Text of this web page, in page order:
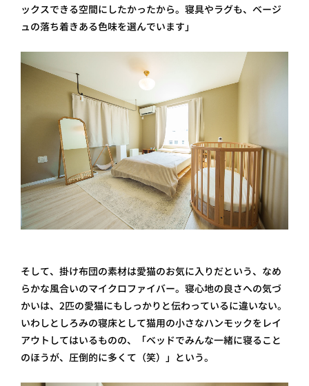
ックスできる空間にしたかったから。寝具やラグも、ベージ
ュの落ち着きある色味を選んでいます」
そして、掛け布団の素材は愛猫のお気に入りだという、なめ
らかな風合いのマイクロファイバー。寝心地の良さへの気づ
かいは、2匹の愛猫にもしっかりと伝わっているに違いない。
いわしとしろみの寝床として猫用の小さなハンモックをレイ
アウトしてはいるものの、「ベッドでみんな一緒に寝ること
のほうが、圧倒的に多くて（笑）」という。